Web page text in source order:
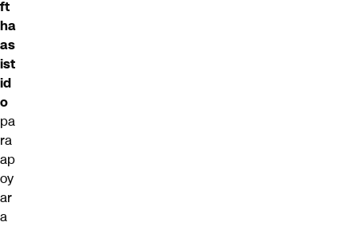
ft
ha
as
ist
id
o
pa
ra
ap
oy
ar
a